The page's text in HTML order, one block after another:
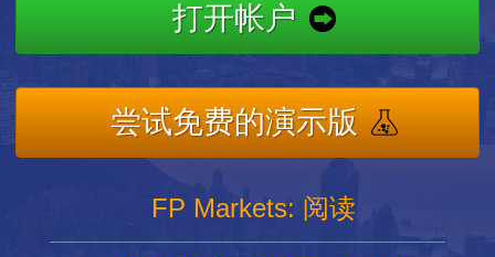
打开帐户
尝试免费的演示版
FP Markets: 阅读